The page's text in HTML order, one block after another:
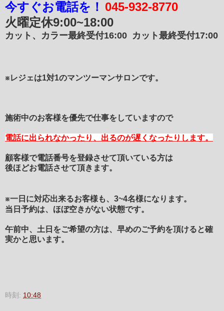
今すぐお電話を！ 045-932-8770
火曜定休9:00~18:00
カット、カラー最終受付16:00 カット最終受付17:00
※レジェは1対1のマンツーマンサロンです。
施術中のお客様を優先で仕事をしていますので
電話に出られなかったり、 出るのが遅くなったりします。
顧客様で電話番号を登録させて頂いている方は
後ほどお電話させて頂きます。
※一日に対応出来るお客様も、3~4名様になります。
当日予約は、ほぼ空きがない状態です。
午前中、土日をご希望の方は、早めのご予約を頂けると確
実かと思います。
時刻: 10:48